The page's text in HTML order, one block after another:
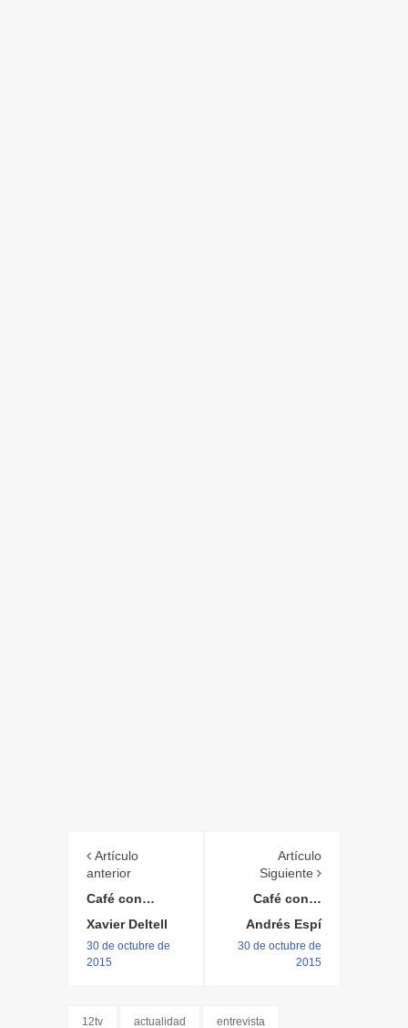
Artículo
anterior
Café con…
Xavier Deltell
30 de octubre de
2015
Artículo
Siguiente
Café con…
Andrés Espí
30 de octubre de
2015
12tv actualidad entrevista